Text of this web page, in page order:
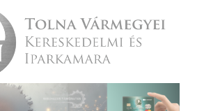
Kereskedelmi és